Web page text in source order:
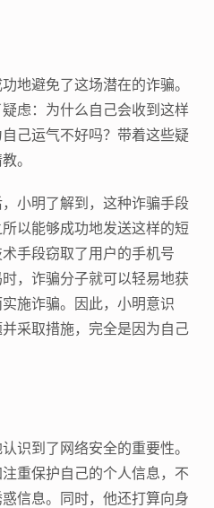
地避免了这场潜在的诈骗。
虑：为什么自己会收到这样
己运气不好吗？带着这些疑
。
小明了解到，这种诈骗手段
以能够成功地发送这样的短
手段窃取了用户的手机号
，诈骗分子就可以轻易地获
施诈骗。因此，小明意识
采取措施，完全是因为自己
识到了网络安全的重要性。
重保护自己的个人信息，不
信息。同时，他还打算向身